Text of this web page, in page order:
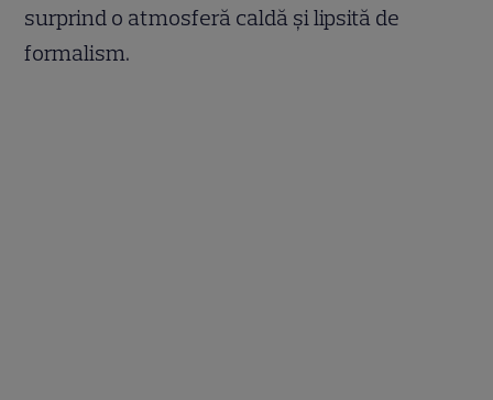
surprind o atmosferă caldă și lipsită de
formalism.